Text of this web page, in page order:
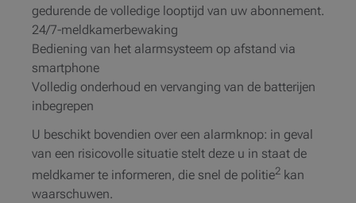
gedurende de volledige looptijd van uw abonnement.
24/7-meldkamerbewaking
Bediening van het alarmsysteem op afstand via
smartphone
Volledig onderhoud en vervanging van de batterijen
inbegrepen
U beschikt bovendien over een alarmknop: in geval
van een risicovolle situatie stelt deze u in staat de
meldkamer te informeren, die snel de politie2 kan
waarschuwen.